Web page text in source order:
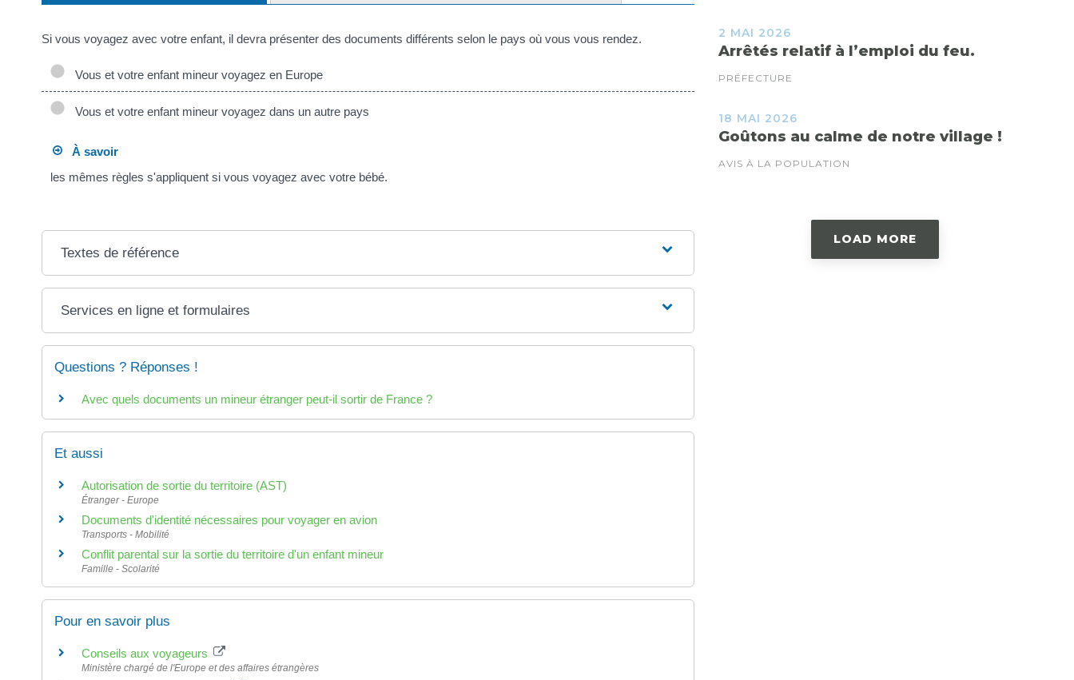
Si vous voyagez avec votre enfant, il devra présenter des documents différents selon le pays où vous vous rendez.
Vous et votre enfant mineur voyagez en Europe
Vous et votre enfant mineur voyagez dans un autre pays
À savoir
les mêmes règles s'appliquent si vous voyagez avec votre bébé.
Textes de référence
Services en ligne et formulaires
Questions ? Réponses !
Avec quels documents un mineur étranger peut-il sortir de France ?
Et aussi
Autorisation de sortie du territoire (AST)
Étranger - Europe
Documents d'identité nécessaires pour voyager en avion
Transports - Mobilité
Conflit parental sur la sortie du territoire d'un enfant mineur
Famille - Scolarité
Pour en savoir plus
Conseils aux voyageurs
Ministère chargé de l'Europe et des affaires étrangères
2 MAI 2026
Arrêtés relatif à l’emploi du feu.
PRÉFECTURE
18 MAI 2026
Goûtons au calme de notre village !
AVIS À LA POPULATION
LOAD MORE